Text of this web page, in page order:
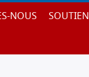
NOUS
SOUTIEN